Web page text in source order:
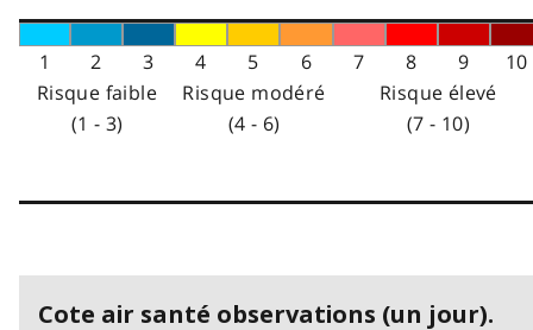
1 2 3 4 5 6 7 8 9
10
Risque faible
(1 - 3)
Risque modéré
(4 - 6)
Risque élevé
(7 - 10)
Cote air santé observations (un jour).